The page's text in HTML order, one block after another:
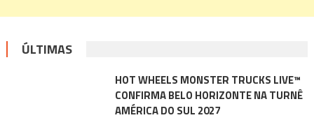
ÚLTIMAS
HOT WHEELS MONSTER TRUCKS LIVE™
CONFIRMA BELO HORIZONTE NA TURNÊ
AMÉRICA DO SUL 2027